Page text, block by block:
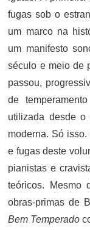
fugas sob o
um marco na
um manifesto
século e meio de
passou,
de
utilizada desde o
moderna. Só
e fugas deste
pianistas e
teóricos. Mesmo
obras-primas de
Bem Temperado